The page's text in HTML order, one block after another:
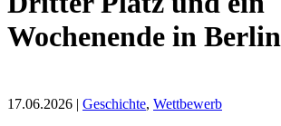
Wochenende in Berlin
17.06.2026 | Geschichte, Wettbewerb